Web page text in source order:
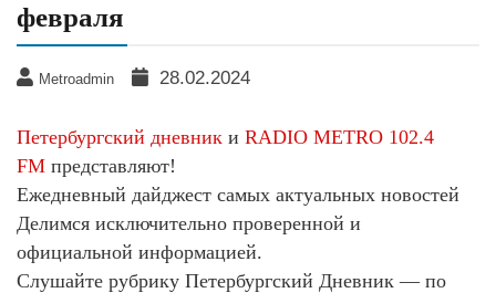
февраля
Metroadmin 28.02.2024
Петербургский дневник и RADIO METRO 102.4
FM представляют!
Ежедневный дайджест самых актуальных новостей
Делимся исключительно проверенной и
официальной информацией.
Слушайте рубрику Петербургский Дневник — по